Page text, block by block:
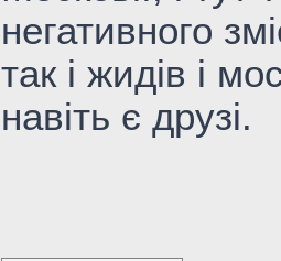
негативного
так і жидів і
навіть є друзі.